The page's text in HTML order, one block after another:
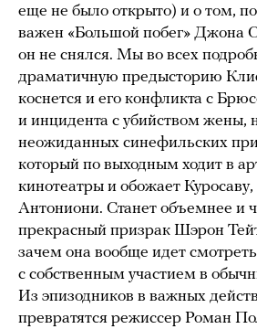
еще не было открыто) и о том,
важен «Большой побег» Джона
он не снялся. Мы во всех
драматичную предысторию
коснется и его конфликта с
и инцидента с убийством жены,
неожиданных синефильских
который по выходным ходит в
кинотеатры и обожает
Антониони. Станет объемнее и
прекрасный призрак Шэрон
зачем она вообще идет
с собственным участием в
Из эпизодников в важных
превратятся режиссер Роман